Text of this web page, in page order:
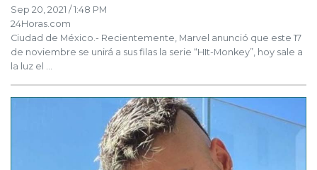
Sep 20, 2021 / 1:48 PM
24Horas.com
Ciudad de México.- Recientemente, Marvel anunció que este 17
de noviembre se unirá a sus filas la serie “HIt-Monkey”, hoy sale a
la luz el ...